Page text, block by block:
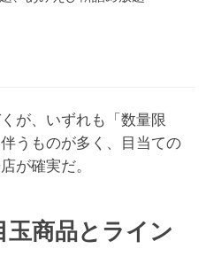
が、いずれも「数量限
うものが多く、目当ての
が確実だ。
玉商品とライン